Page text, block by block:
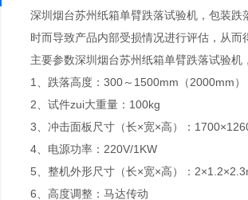
深圳烟台苏州纸箱单臂跌落试验机，包装
时而导致产品内部受损情况进行评估，从而
主要参数深圳烟台苏州纸箱单臂跌落试验
1、跌落高度：300～1500mm（2000mm）
2、试件zui大重量：100kg
3、冲击面板尺寸（长×宽×高）：
4、电源功率：220V/1KW
5、整机外形尺寸（长×宽×高）：
6、高度调整：马达传动